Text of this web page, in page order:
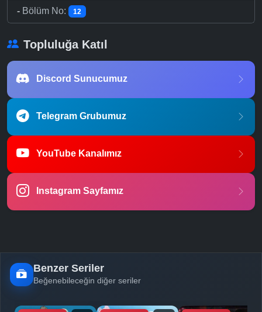
- Bölüm No: 12
Topluluğa Katıl
Discord Sunucumuz
Telegram Grubumuz
YouTube Kanalımız
Instagram Sayfamız
Benzer Seriler
Beğenebileceğin diğer seriler